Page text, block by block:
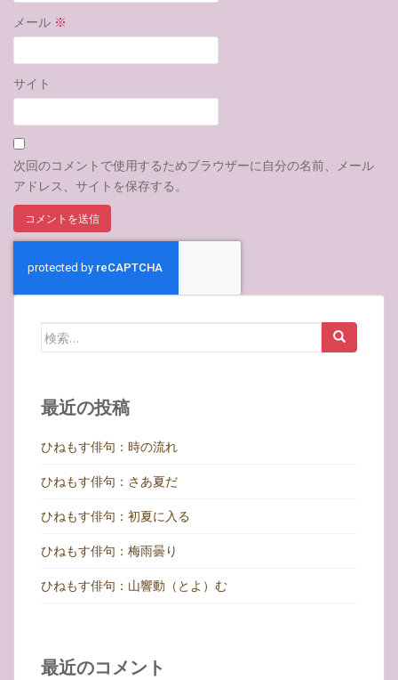
メール ※
サイト
次回のコメントで使用するためブラウザーに自分の名前、メール
アドレス、サイトを保存する。
検
最近の投稿
ひねもす俳句：時の流れ
ひねもす俳句：さあ夏だ
ひねもす俳句：初夏に入る
ひねもす俳句：梅雨曇り
ひねもす俳句：山響動（とよ）む
最近のコメント